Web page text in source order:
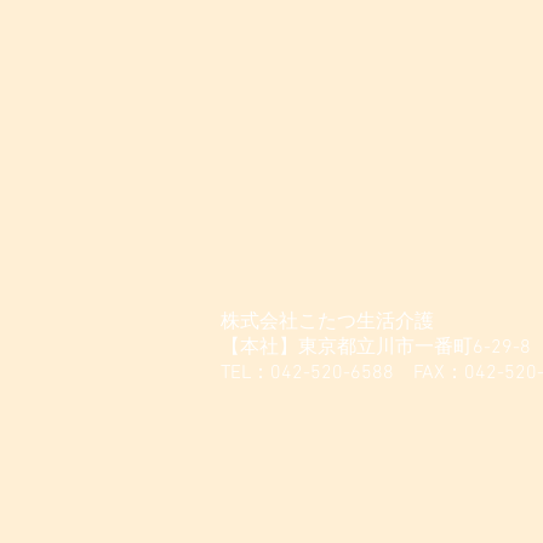
株式会社こたつ生活介護
【本社】東京都立川市一番町6-29-8
TEL：042-520-6588 FAX：042-